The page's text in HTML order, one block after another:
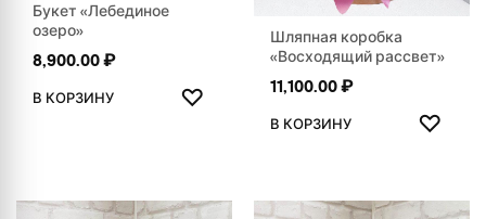
Букет «Лебединое
озеро»
8,900.00₽
В КОРЗИНУ ♡
ДОБАВИТЬ В ИЗБРАННОЕ
Шляпная коробка
«Восходящий рассвет»
11,100.00₽
В КОРЗИНУ ♡